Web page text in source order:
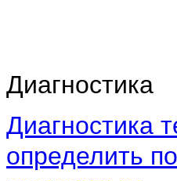
Диагностика
Диагностика
определить